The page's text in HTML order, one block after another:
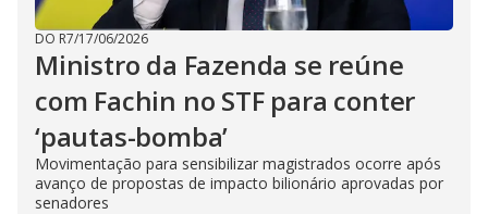
DO R7/17/06/2026
Ministro da Fazenda se reúne
com Fachin no STF para conter
‘pautas-bomba’
Movimentação para sensibilizar magistrados ocorre após
avanço de propostas de impacto bilionário aprovadas por
senadores